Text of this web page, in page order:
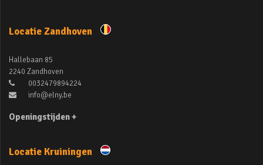
Locatie Zandhoven
Hallebaan 85
2240 Zandhoven
0032479894224
info@elny.be
Openingstijden +
Locatie Kruiningen